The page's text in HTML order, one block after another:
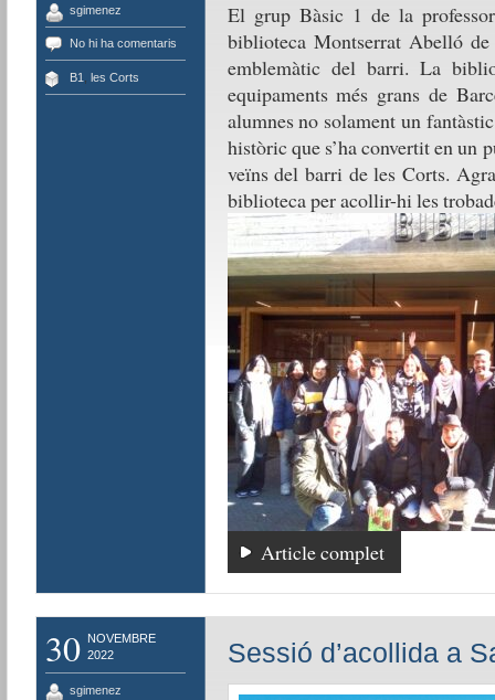
sgimenez
No hi ha comentaris
B1 les Corts
El grup Bàsic 1 de la
biblioteca Montserrat Abelló
emblemàtic del barri. La
equipaments més grans de
alumnes no solament un
històric que s’ha convertit en un
veïns del barri de les Corts.
biblioteca per acollir-hi les
Article complet
30
NOVEMBRE
2022
sgimenez
Sessió d’acollida a